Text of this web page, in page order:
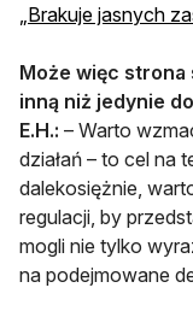
„Brakuje jasnych
Może więc strona
inną niż jedynie
E.H.: – Warto
działań – to cel na
dalekosiężnie,
regulacji, by
mogli nie tylko
na podejmowane